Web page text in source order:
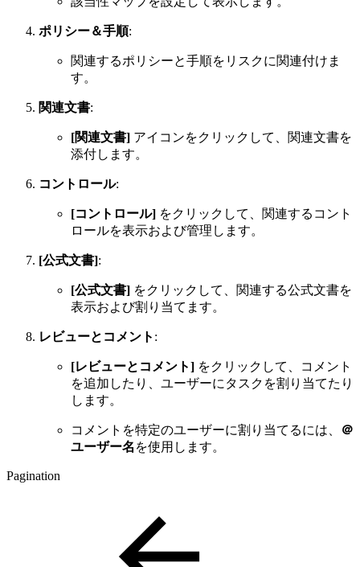
ポリシー＆手順:
関連するポリシーと手順をリスクに関連付けま
す。
関連文書:
[関連文書] アイコンをクリックして、関連文書を
添付します。
コントロール:
[コントロール] をクリックして、関連するコント
ロールを表示および管理します。
[公式文書]:
[公式文書] をクリックして、関連する公式文書を
表示および割り当てます。
レビューとコメント :
[レビューとコメント] をクリックして、コメント
を追加したり、ユーザーにタスクを割り当てたり
します。
コメントを特定のユーザーに割り当てるには、
＠
ユーザー名 を使用します。
Pagination